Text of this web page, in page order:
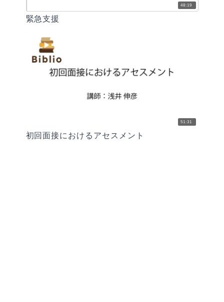
48:19
緊急支援
51:31
初回面接におけるアセスメント